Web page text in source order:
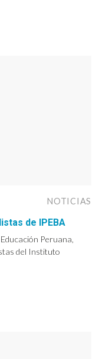
NOTICIAS
de IPEBA
Peruana,
del Instituto